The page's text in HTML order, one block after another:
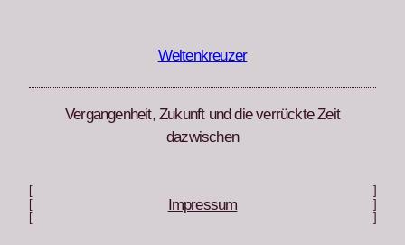
Weltenkreuzer
Vergangenheit, Zukunft und die verrückte Zeit
dazwischen
Impressum